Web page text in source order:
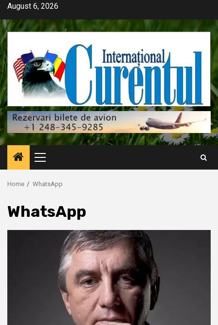
Skip
content
August 6, 2026
Primary
Menu
Home WhatsApp
WhatsApp